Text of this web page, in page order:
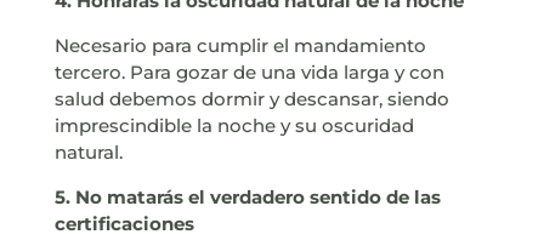
Necesario para cumplir el mandamiento
tercero. Para gozar de una vida larga y con
salud debemos dormir y descansar, siendo
imprescindible la noche y su oscuridad
natural.
5. No matarás el verdadero sentido de las
certificaciones